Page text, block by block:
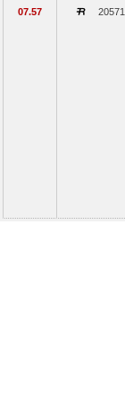
07.57 20571